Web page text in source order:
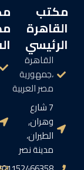
مكتب
القاهرة
الرئيسي
القاهرة
،جمهورية
مصر العربية
7 شارع
وهران,
الطيران،
مدينة نصر